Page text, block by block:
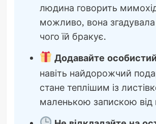
людина говорить
можливо, вона
чого їй бракує.
Додавайте
навіть найдорожчий
стане теплішим із
маленькою запискою від